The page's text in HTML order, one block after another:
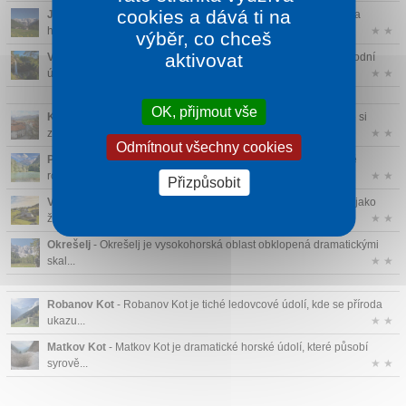
Jezersko
- Jezersko je klidné údolí, kde příroda působí jemně a
harmonic...
★ ★
Vodopád Rinka
- Vodopád Rinka patří mezi nejpůsobivější přírodní
úkazy ...
★ ★
Kamnik
- Kamnik je historické město s bohatou minulostí, které si
zacho...
★ ★
Planšarské jezero- Planšarsko jezero je malé, ale mimořádně
romantick...
★ ★
Velika Planina
- Velika Planina je horská planina, která působí jako
ži...
★ ★
Okrešelj - Okrešelj je vysokohorská oblast obklopená dramatickými
skal...
★ ★
Robanov Kot - Robanov Kot je tiché ledovcové údolí, kde se příroda
ukazu...
★ ★
Matkov Kot - Matkov Kot je dramatické horské údolí, které působí
syrově...
★ ★
cookies a dává ti na
výběr, co chceš
aktivovat
OK, přijmout vše
Odmítnout všechny cookies
Přizpůsobit